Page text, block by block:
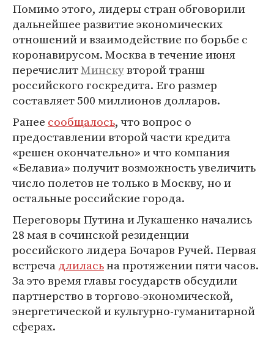
Помимо этого, лидеры стран обговорили
дальнейшее развитие экономических
отношений и взаимодействие по борьбе с
коронавирусом. Москва в течение июня
перечислитМинскувторой транш
российского госкредита. Его размер
составляет 500 миллионов долларов.
Ранее сообщалось, что вопрос о
предоставлении второй части кредита
«решен окончательно» и что компания
«Белавиа» получит возможность увеличить
число полетов не только в Москву, но и
остальные российские города.
Переговоры Путина и Лукашенко начались
28 мая в сочинской резиденции
российского лидера Бочаров Ручей. Первая
встречадлиласьна протяжении пяти часов.
За это время главы государств обсудили
партнерство в торгово-экономической,
энергетической и культурно-гуманитарной
сферах.